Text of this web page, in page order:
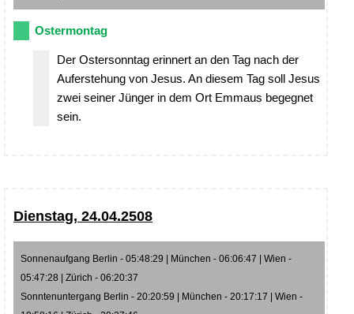
Ostermontag
Der Ostersonntag erinnert an den Tag nach der
Auferstehung von Jesus. An diesem Tag soll Jesus
zwei seiner Jünger in dem Ort Emmaus begegnet
sein.
Dienstag, 24.04.2508
Sonnenaufgang Berlin - 05:48:29 | München - 06:06:47 | Wien -
05:47:28 | Zürich - 06:20:37
Sonntenuntergang Berlin - 20:20:59 | München - 20:17:17 | Wien -